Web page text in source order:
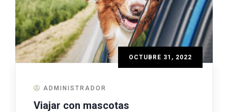
OCTUBRE 31, 2022
ADMINISTRADOR
Viajar con mascotas